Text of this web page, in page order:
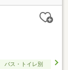
バス・トイレ別